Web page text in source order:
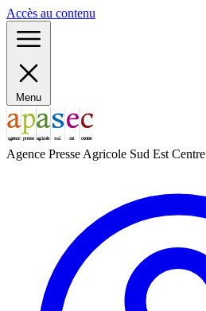
Accès au contenu
Menu
Agence Presse Agricole Sud Est Centre
Panneau de gestion des cookies